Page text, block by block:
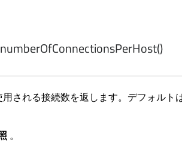
numberOfConnectionsPerHost()
される接続数を返します。デフォルト
。